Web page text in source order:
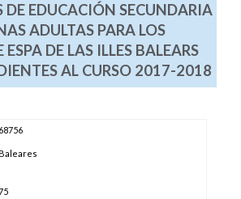
DE EDUCACIÓN SECUNDARIA
ADULTAS PARA LOS
DE LAS ILLES BALEARS
AL CURSO 2017-2018
68756
Baleares